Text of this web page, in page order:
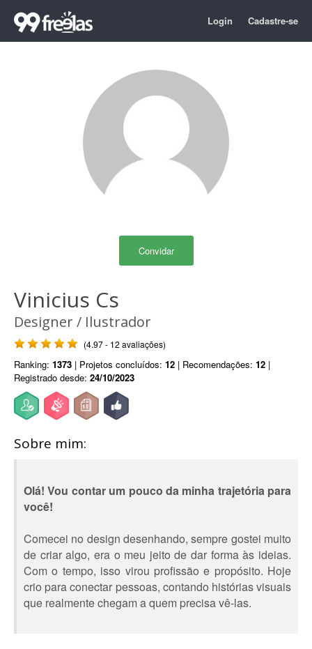
Login Cadastre-se
Convidar
Vinicius Cs
Designer / Ilustrador
(4.97 - 12 avaliações)
Ranking: 1373 | Projetos concluídos: 12 | Recomendações: 12 |
Registrado desde: 24/10/2023
Sobre mim:
Olá! Vou contar um pouco da minha trajetória para
você!
Comecei no design desenhando, sempre gostei muito
de criar algo, era o meu jeito de dar forma às ideias.
Com o tempo, isso virou profissão e propósito. Hoje
crio para conectar pessoas, contando histórias visuais
que realmente chegam a quem precisa vê-las.